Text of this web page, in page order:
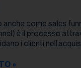
anche come sales
è il processo
i clienti
»